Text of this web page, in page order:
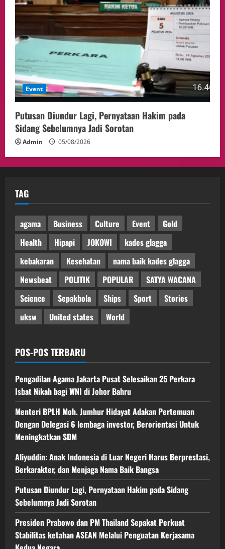
Event
Putusan Diundur Lagi, Pernyataan Hakim pada
Sidang Sebelumnya Jadi Sorotan
Admin 05/08/2026
TAG
agama Business Culture Event
Gold
Health
Hipapi JOKOWI
kades glagga
kebakaran
Kesehatan
nama baik kades glagga
Newsbeat
POLITIK POPULAR
SATYA WACANA
Science
Sepakbola Ships Sport
Stories
uksw
United states World
POS-POS TERBARU
Pengadilan Agama Jakarta Pusat Selesaikan 25 Perkara
Isbat Nikah bagi WNI di Johor Bahru
Menteri BPLH Moh. Jumhur Hidayat Adakan Pertemuan
Dengan Delegasi 6 lembaga investor, Berorientasi Untuk
Meningkatkan SDM
Aliyuddin: Anak Indonesia di Luar Negeri Harus Berprestasi,
Berkarakter, dan Menjaga Nama Baik Bangsa
Putusan Diundur Lagi, Pernyataan Hakim pada Sidang
Sebelumnya Jadi Sorotan
Presiden Prabowo dan PM Thailand Sepakat Perkuat
Stabilitas ketahan ASEAN Melalui Penguatan Kerjasama